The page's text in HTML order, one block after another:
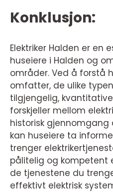
Konklusjon:
Elektriker Halden er en
huseiere i Halden og
områder. Ved å forstå
omfatter, de ulike
tilgjengelig,
forskjeller mellom
historisk
kan huseiere ta
trenger
pålitelig og kompetent
de tjenestene du
effektivt elektrisk